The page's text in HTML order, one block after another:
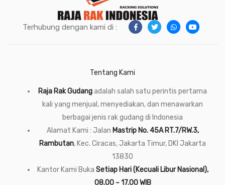
Terhubung dengan kami di :
Tentang Kami
Raja Rak Gudangadalah salah satu perintis pertama
kali yang menjual, menyediakan, dan menawarkan
berbagai jenis rak gudang di Indonesia
Alamat Kami : Jalan Mastrip No. 45A RT.7/RW.3,
Rambutan, Kec. Ciracas, Jakarta Timur, DKI Jakarta
13830
Kantor Kami Buka Setiap Hari (Kecuali Libur Nasional),
08.00 – 17.00 WIB